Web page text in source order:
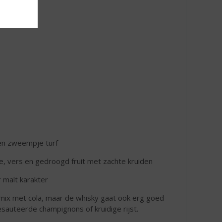
zweempje turf
vers en gedroogd fruit met zachte kruiden
malt karakter
met cola, maar de whisky gaat ook erg goed
champignons of kruidige rijst.